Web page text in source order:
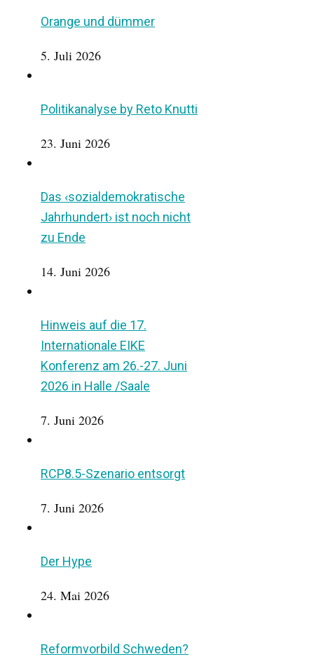
Orange und dümmer
5. Juli 2026
Politikanalyse by Reto Knutti
23. Juni 2026
Das ‹sozialdemokratische
Jahrhundert› ist noch nicht
zu Ende
14. Juni 2026
Hinweis auf die 17.
Internationale EIKE
Konferenz am 26.-27. Juni
2026 in Halle /Saale
7. Juni 2026
RCP8.5-Szenario entsorgt
7. Juni 2026
Der Hype
24. Mai 2026
Reformvorbild Schweden?